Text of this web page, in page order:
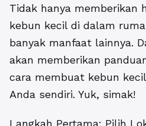
Tidak hanya memberikan
kebun kecil di dalam
banyak manfaat lainnya.
akan memberikan
cara membuat kebun
Anda sendiri. Yuk, simak!
Langkah Pertama: Pilih